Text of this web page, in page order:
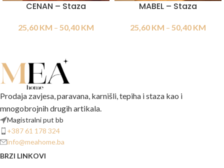
CENAN – Staza
25,60 KM – 50,40 KM
MABEL – Staza
25,60 KM – 50,40 KM
Prodaja zavjesa, paravana, karnišli, tepiha i staza kao i
mnogobrojnih drugih artikala.
Magistralni put bb
+387 61 178 324
info@meahome.ba
BRZI LINKOVI